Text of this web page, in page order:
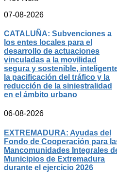
07-08-2026
CATALUÑA: Subvenciones a
los entes locales para el
desarrollo de actuaciones
vinculadas a la movilidad
segura y sostenible,
la pacificación del tráfico y la
reducción de la siniestralidad
en el ámbito urbano
06-08-2026
EXTREMADURA: Ayudas del
Fondo de Cooperación para
Mancomunidades Integrales
Municipios de Extremadura
durante el ejercicio 2026